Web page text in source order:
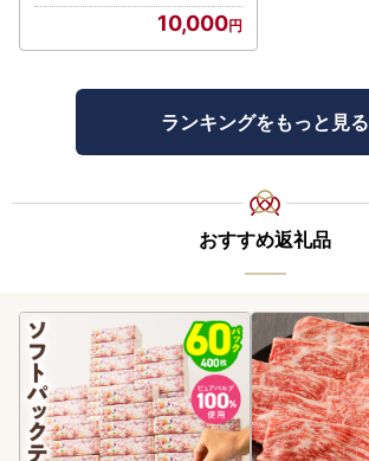
10,000
ランキングをもっと見る
おすすめ返礼品